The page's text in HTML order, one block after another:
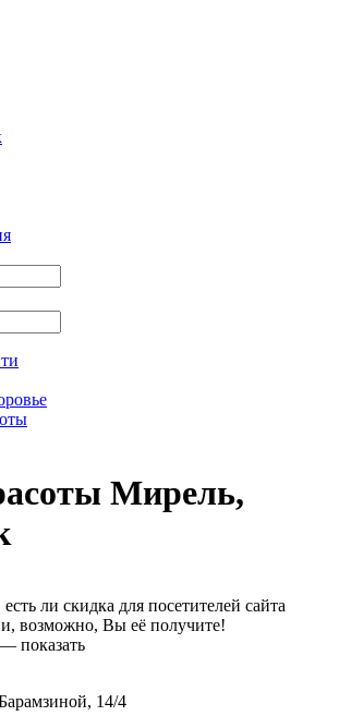
Мирель,
есть ли скидка для посетителей сайта
возможно, Вы её получите!
— показать
14/4